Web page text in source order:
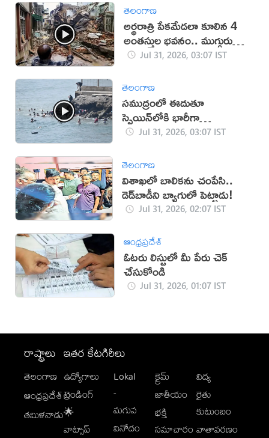
తెలంగాణ
అర్థరాత్రి పేకమేడలా కూలిన 4
అంతస్తుల భవనం.. ముగ్గురు
మృతి (VIDEO)
Jul 31, 2026, 03:07 IST
తెలంగాణ
సముద్రంలో ఈదుతూ
స్పెయిన్‌లోకి భారీగా
వలసదారులు (వీడియో)
Jul 31, 2026, 03:07 IST
తెలంగాణ
విశాఖలో బాలికను చంపేసి..
డెడ్‌బాడీని బ్యాగులో పెట్టాడు!
Jul 31, 2026, 02:07 IST
ఆంధ్రప్రదేశ్
ఓటరు లిస్టులో మీ పేరు చెక్
చేసుకోండి
Jul 31, 2026, 01:07 IST
రాష్ట్రాలు
తెలంగాణ
ఆంధ్రప్రదేశ్
తమిళనాడు
ఇతర కేటగిరీలు
ఉద్యోగాలు
ట్రెండింగ్
🌟
వాట్సాప్
Lokal
-
మగువ
వినోదం
క్రైమ్
జాతీయం
భక్తి
సమాచారం
విద్య
రైతు
కుటుంబం
వాతావరణం